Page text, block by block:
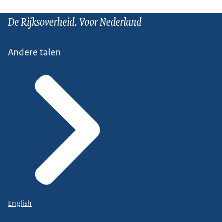
De Rijksoverheid. Voor Nederland
Andere talen
English